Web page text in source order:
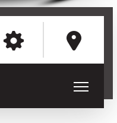
neben der